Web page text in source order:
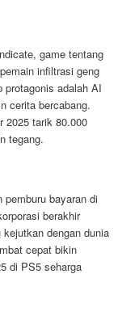
game tentang
infiltrasi geng
protagonis adalah AI
cerita bercabang.
2025 tarik 80.000
tegang.
bayaran di
berakhir
dengan dunia
cepat bikin
di PS5 seharga